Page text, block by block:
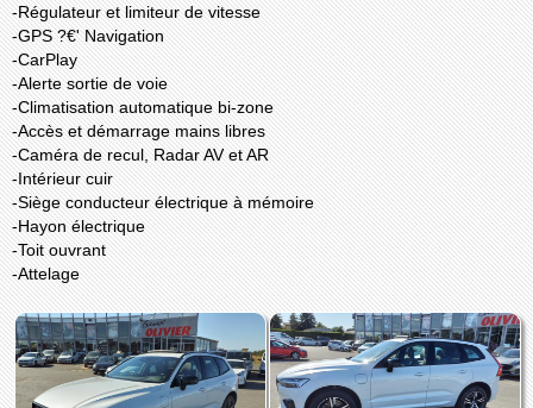
-Régulateur et limiteur de vitesse
-GPS ?€' Navigation
-CarPlay
-Alerte sortie de voie
-Climatisation automatique bi-zone
-Accès et démarrage mains libres
-Caméra de recul, Radar AV et AR
-Intérieur cuir
-Siège conducteur électrique à mémoire
-Hayon électrique
-Toit ouvrant
-Attelage